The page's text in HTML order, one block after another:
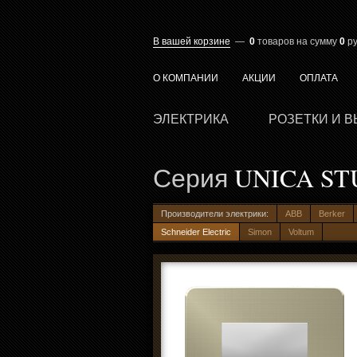
В вашей корзине — 0 товаров на сумму 0
О КОМПАНИИ АКЦИИ ОПЛАТА
ЭЛЕКТРИКА РОЗЕТКИ И
Серия UNICA
Производители электрики: ABB
Berker
Schneider Electric
Simon Voltum